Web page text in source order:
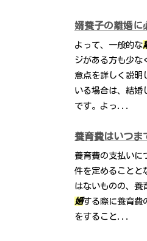
婿養子の離婚に
よって、一般的な
ジがある方も少な
意点を詳しく説明
いる場合は、結婚
です。よっ...
養育費はいつま
養育費の支払いに
件を定めることと
はないものの、養
婚する際に養育費
をすること...